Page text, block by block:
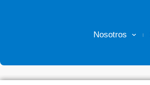
Nosotros